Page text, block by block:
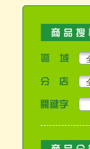
區域
分店
關鍵字